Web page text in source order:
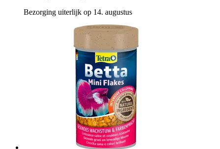
Bezorging uiterlijk op 14. augustus